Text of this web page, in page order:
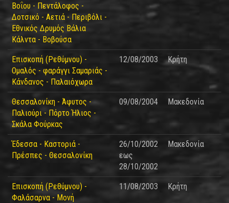
Βοΐου - Πεντάλοφος -
Δοτσικό - Αετιά - Περιβόλι -
Εθνικός Δρυμός Βάλια
Κάλντα - Βοβούσα
Επισκοπή (Ρεθύμνου) -
Ομαλός - φαράγγι Σαμαριάς -
Κάνδανος - Παλαιόχωρα
12/08/2003 Κρήτη
Θεσσαλονίκη - Άφυτος -
Παλιούρι - Πόρτο Ήλιος -
Σκάλα Φούρκας
09/08/2004 Μακεδονία
Έδεσσα - Καστοριά -
Πρέσπες - Θεσσαλονίκη
26/10/2002
εως
28/10/2002
Μακεδονία
Επισκοπή (Ρεθύμνου) -
Φαλάσαρνα - Μονή
11/08/2003 Κρήτη